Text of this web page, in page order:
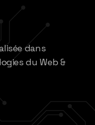
dans
du Web &